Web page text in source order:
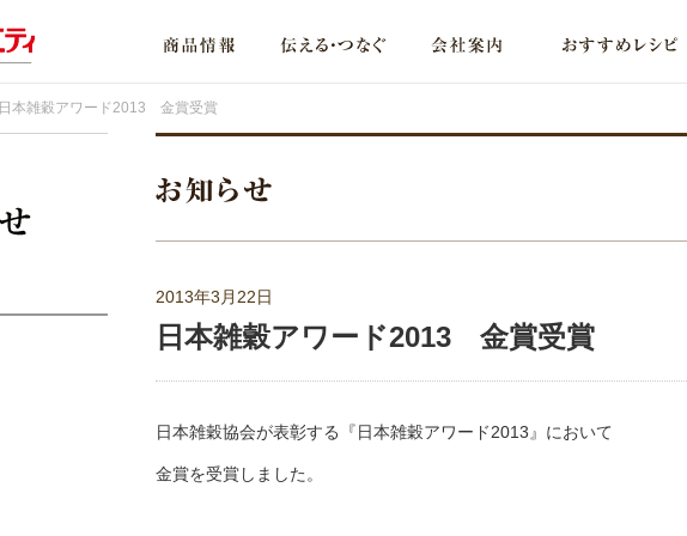
日本雑穀アワード2013 金賞受賞
2013年3月22日
日本雑穀アワード2013 金賞受賞
日本雑穀協会が表彰する『日本雑穀アワード2013』において
金賞を受賞しました。